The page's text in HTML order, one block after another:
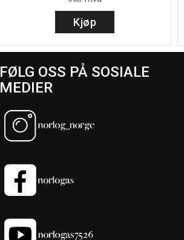
Kjøp
FØLG OSS PÅ SOSIALE
MEDIER